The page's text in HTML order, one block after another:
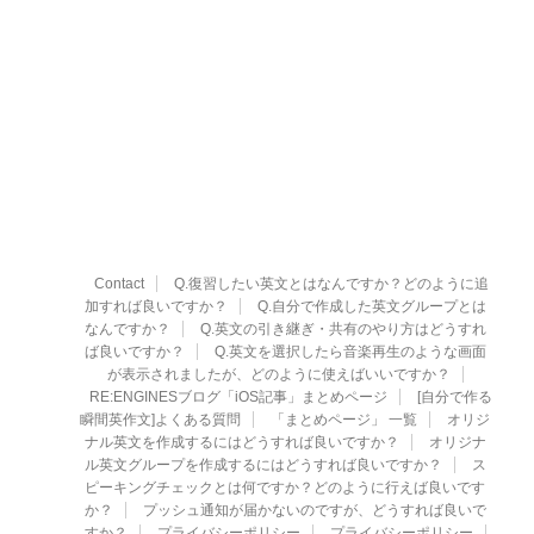
Contact
Q.復習したい英文とはなんですか？どのように追
加すれば良いですか？
Q.自分で作成した英文グループとは
なんですか？
Q.英文の引き継ぎ・共有のやり方はどうすれ
ば良いですか？
Q.英文を選択したら音楽再生のような画面
が表示されましたが、どのように使えばいいですか？
RE:ENGINESブログ「iOS記事」まとめページ
[自分で作る
瞬間英作文]よくある質問
「まとめページ」 一覧
オリジ
ナル英文を作成するにはどうすれば良いですか？
オリジナ
ル英文グループを作成するにはどうすれば良いですか？
ス
ピーキングチェックとは何ですか？どのように行えば良いです
か？
プッシュ通知が届かないのですが、どうすれば良いで